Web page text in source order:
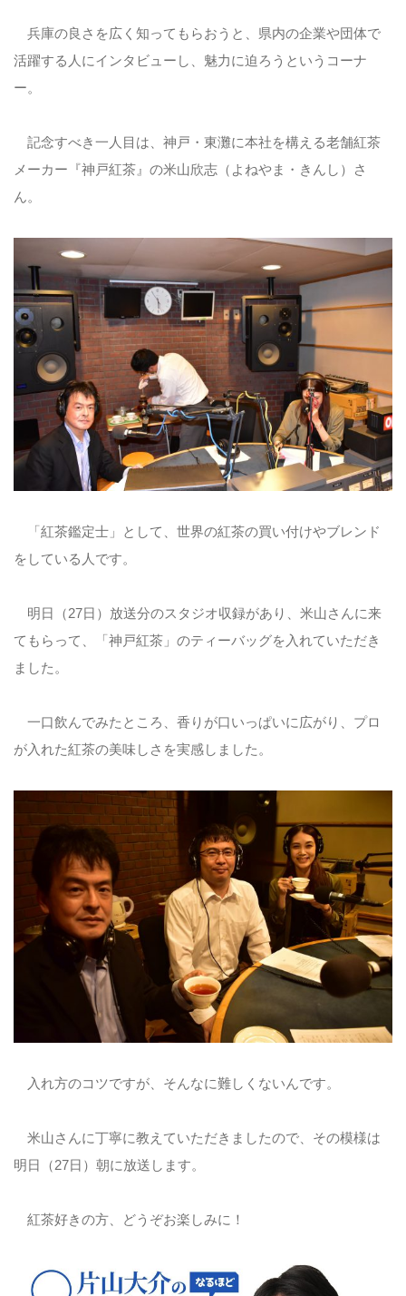
兵庫の良さを広く知ってもらおうと、県内の企業や団体で
活躍する人にインタビューし、魅力に迫ろうというコーナ
ー。
記念すべき一人目は、神戸・東灘に本社を構える老舗紅茶
メーカー『神戸紅茶』の米山欣志（よねやま・きんし）さ
ん。
「紅茶鑑定士」として、世界の紅茶の買い付けやブレンド
をしている人です。
明日（27日）放送分のスタジオ収録があり、米山さんに来
てもらって、「神戸紅茶」のティーバッグを入れていただき
ました。
一口飲んでみたところ、香りが口いっぱいに広がり、プロ
が入れた紅茶の美味しさを実感しました。
入れ方のコツですが、そんなに難しくないんです。
米山さんに丁寧に教えていただきましたので、その模様は
明日（27日）朝に放送します。
紅茶好きの方、どうぞお楽しみに！